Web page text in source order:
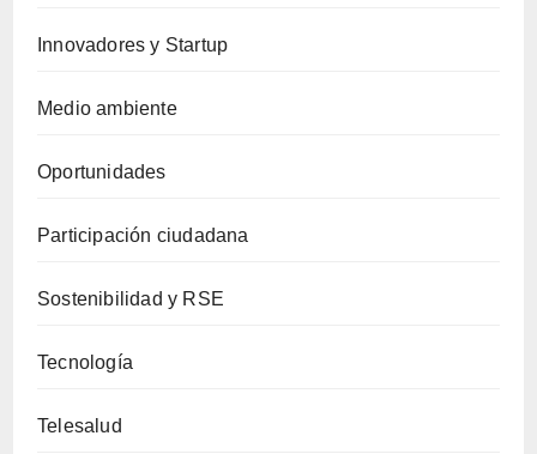
Innovadores y Startup
Medio ambiente
Oportunidades
Participación ciudadana
Sostenibilidad y RSE
Tecnología
Telesalud